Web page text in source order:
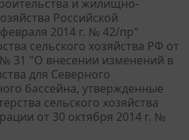
и жилищно-
Российской
2014 г. № 42/пр"
сельского хозяйства РФ от
№ 31 "О внесении изменений в
для Северного
бассейна, утвержденные
сельского хозяйства
от 30 октября 2014 г. №